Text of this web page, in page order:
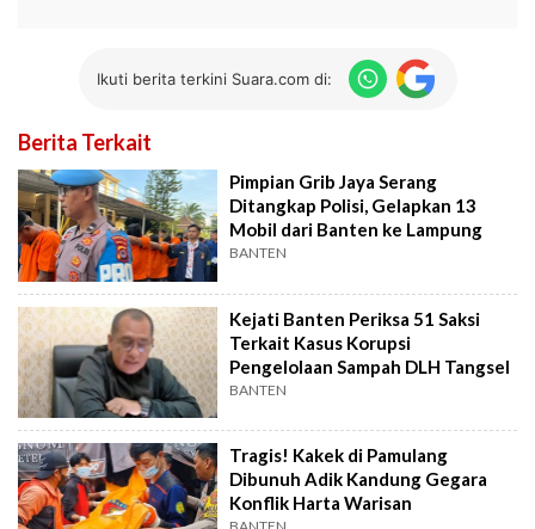
Ikuti berita terkini Suara.com di:
Berita Terkait
Pimpian Grib Jaya Serang
Ditangkap Polisi, Gelapkan 13
Mobil dari Banten ke Lampung
BANTEN
Kejati Banten Periksa 51 Saksi
Terkait Kasus Korupsi
Pengelolaan Sampah DLH Tangsel
BANTEN
Tragis! Kakek di Pamulang
Dibunuh Adik Kandung Gegara
Konflik Harta Warisan